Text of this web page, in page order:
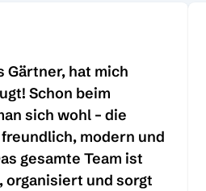
Gärtner, hat mich
Schon beim
sich wohl – die
modern und
gesamte Team ist
und sorgt